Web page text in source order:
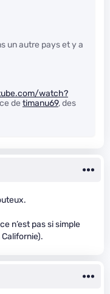
un autre pays et y a
watch?
de timanu69, des
n’est pas si simple